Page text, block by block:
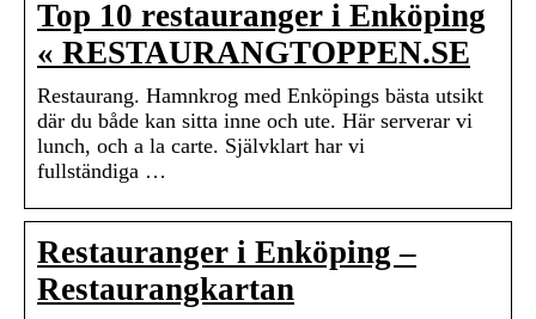
Top 10 restauranger i Enköping
« RESTAURANGTOPPEN.SE
Restaurang. Hamnkrog med Enköpings bästa utsikt
där du både kan sitta inne och ute. Här serverar vi
lunch, och a la carte. Självklart har vi
fullständiga …
Restauranger i Enköping –
Restaurangkartan